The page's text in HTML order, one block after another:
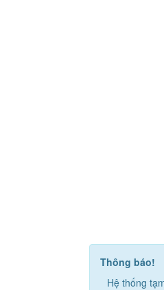
Thông báo!
Hệ thống